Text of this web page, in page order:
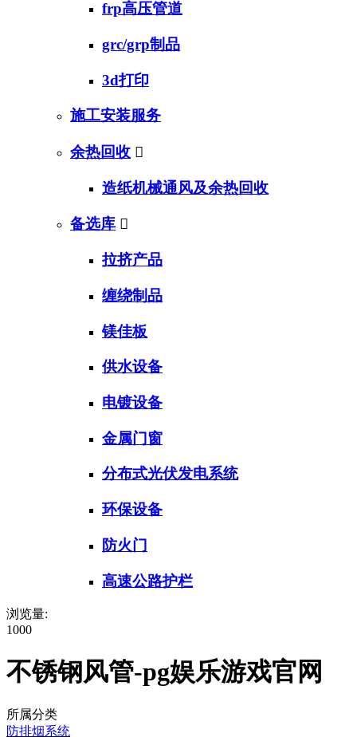
frp高压管道
grc/grp制品
3d打印
施工安装服务
余热回收 
造纸机械通风及余热回收
备选库 
拉挤产品
缠绕制品
镁佳板
供水设备
电镀设备
金属门窗
分布式光伏发电系统
环保设备
防火门
高速公路护栏
浏览量:
1000
不锈钢风管-pg娱乐游戏官网
所属分类
防排烟系统